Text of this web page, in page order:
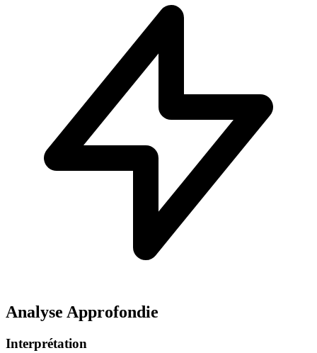
Analyse Approfondie
Interprétation